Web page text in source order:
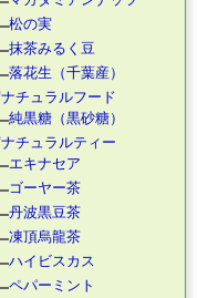
松の実
抹茶みるく豆
落花生（千葉産）
ナチュラルフード
純黒糖（黒砂糖）
ナチュラルティー
エキナセア
ゴーヤー茶
丹波黒豆茶
凍頂烏龍茶
ハイビスカス
ペパーミント